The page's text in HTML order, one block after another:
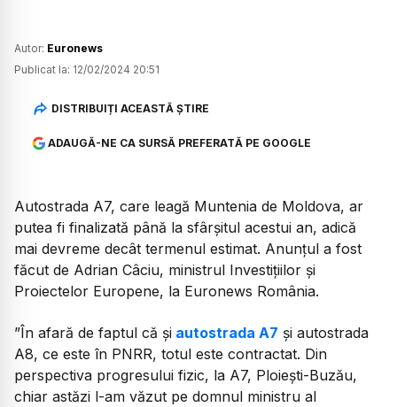
Autor: Euronews
Publicat la: 12/02/2024 20:51
DISTRIBUIȚI ACEASTĂ ȘTIRE
ADAUGĂ-NE CA SURSĂ PREFERATĂ PE GOOGLE
Autostrada A7, care leagă Muntenia de Moldova, ar
putea fi finalizată până la sfârșitul acestui an, adică
mai devreme decât termenul estimat. Anunțul a fost
făcut de Adrian Câciu, ministrul Investițiilor și
Proiectelor Europene, la Euronews România.
”În afară de faptul că și autostrada A7 și autostrada
A8, ce este în PNRR, totul este contractat. Din
perspectiva progresului fizic, la A7, Ploiești-Buzău,
chiar astăzi l-am văzut pe domnul ministru al